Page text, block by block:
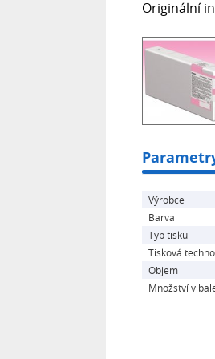
Originální
Výrobce
Barva
Typ tisku
Tisková
Objem
Množství v